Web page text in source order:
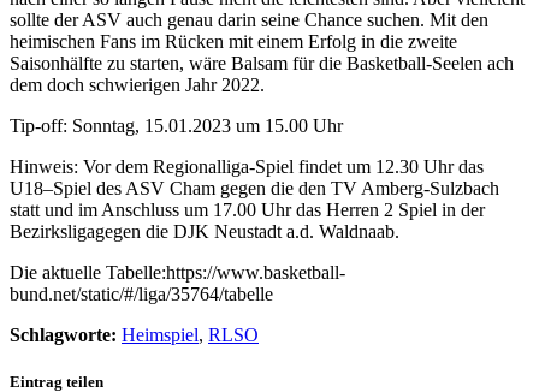
sollte der ASV auch genau darin seine Chance suchen. Mit den
heimischen Fans im Rücken mit einem Erfolg in die zweite
Saisonhälfte zu starten, wäre Balsam für die Basketball-Seelen ach
dem doch schwierigen Jahr 2022.
Tip-off: Sonntag, 15.01.2023 um 15.00 Uhr
Hinweis: Vor dem Regionalliga-Spiel findet um 12.30 Uhr das
U18–Spiel des ASV Cham gegen die den TV Amberg-Sulzbach
statt und im Anschluss um 17.00 Uhr das Herren 2 Spiel in der
Bezirksligagegen die DJK Neustadt a.d. Waldnaab.
Die aktuelle Tabelle:https://www.basketball-
bund.net/static/#/liga/35764/tabelle
Schlagworte: Heimspiel, RLSO
Eintrag teilen